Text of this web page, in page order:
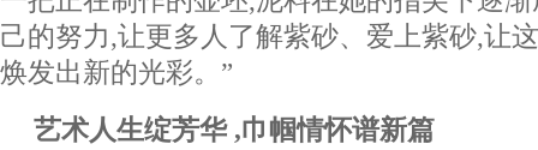
己的努力,让更多人了解紫砂、爱上紫砂,让
焕发出新的光彩。”
艺术人生绽芳华 ,巾帼情怀谱新篇